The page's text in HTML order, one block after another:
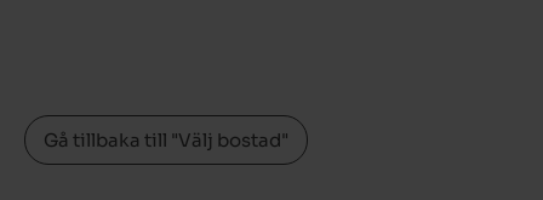
Gå tillbaka till "Välj bostad"